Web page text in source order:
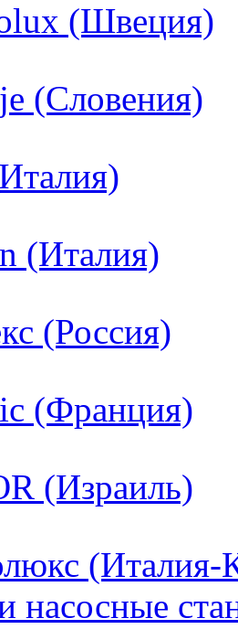
(Швеция)
(Словения)
(Италия)
(Россия)
(Франция)
(Израиль)
(Италия-
насосные